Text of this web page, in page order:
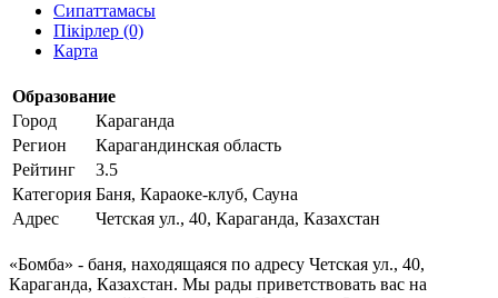
Сипаттамасы
Пікірлер (0)
Карта
Образование
Город
Караганда
Регион
Карагандинская область
Рейтинг
3.5
Категория Баня, Караоке-клуб, Сауна
Адрес
Четская ул., 40, Караганда, Казахстан
«Бомба» - баня, находящаяся по адресу Четская ул., 40,
Караганда, Казахстан. Мы рады приветствовать вас на